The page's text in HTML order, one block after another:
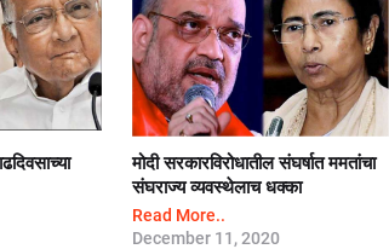
मोदी सरकारविरोधातील संघर्षात ममतांचा
संघराज्य व्यवस्थेलाच धक्का
Read More..
December 11, 2020